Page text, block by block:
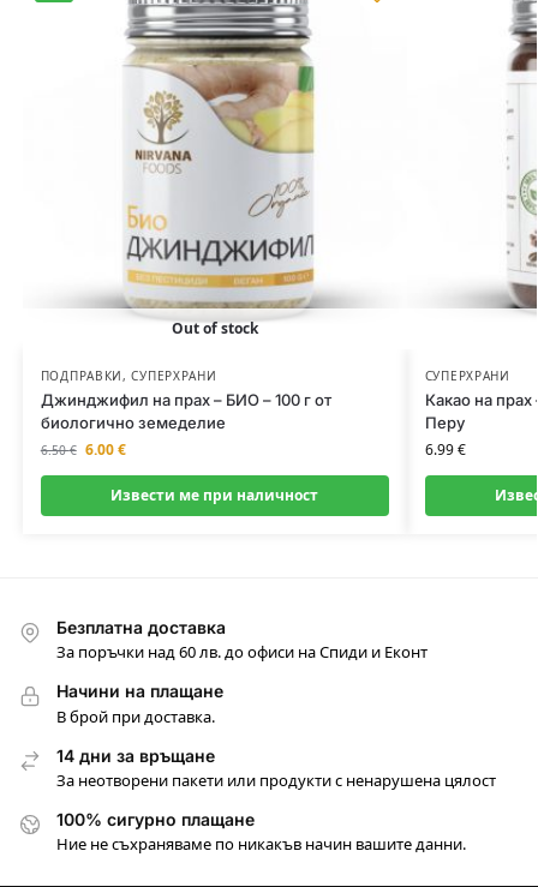
Out of stock
ПОДПРАВКИ,СУПЕРХРАНИ
Джинджифил на прах – БИО – 100 г от
биологично земеделие
6.50€ 6.00€
Извести ме при наличност
СУПЕРХРАНИ
Какао на
Перу
6.99€
Безплатна доставка
За поръчки над 60 лв. до офиси на Спиди и Еконт
Начини на плащане
В брой при доставка.
14 дни за връщане
За неотворени пакети или продукти с ненарушена цялост
100% сигурно плащане
Ние не съхраняваме по никакъв начин вашите данни.